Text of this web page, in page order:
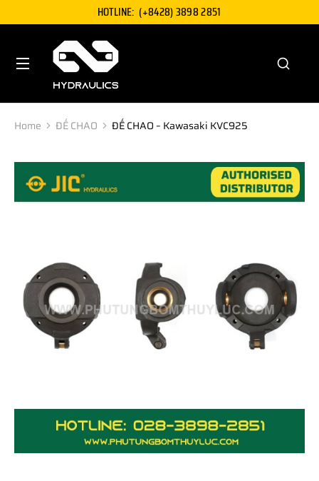
HOTLINE: (+8428) 3898 2851
You are here:
Home ĐẾ CHAO ĐẾ CHAO – Kawasaki KVC925